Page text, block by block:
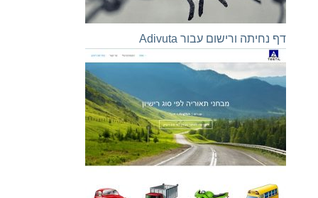
דף נחיתה ורישום עבור Adivuta